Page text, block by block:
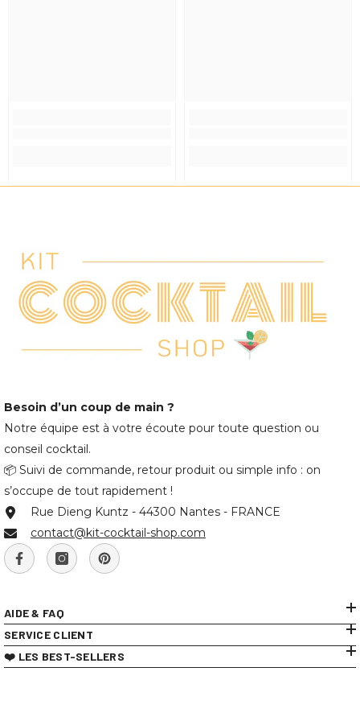
Besoin d’un coup de main ?
Notre équipe est à votre écoute pour toute question ou
conseil cocktail.
📦 Suivi de commande, retour produit ou simple info : on
s’occupe de tout rapidement !
Rue Dieng Kuntz - 44300 Nantes - FRANCE
contact@kit-cocktail-shop.com
AIDE & FAQ
SERVICE CLIENT
❤️ LES BEST-SELLERS